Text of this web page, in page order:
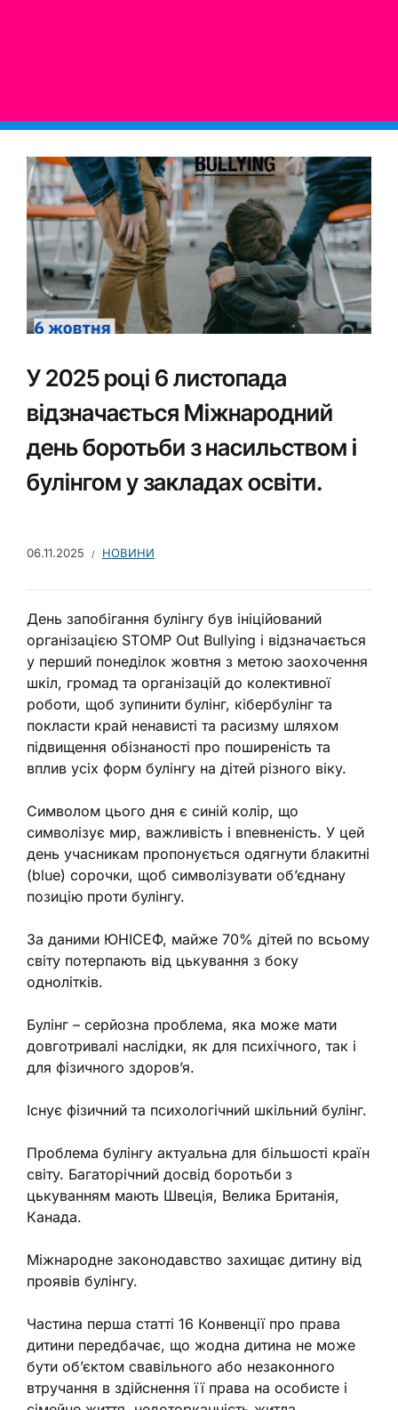
У 2025 році 6 листопада
відзначається Міжнародний
день боротьби з насильством і
булінгом у закладах освіти.
06.11.2025 НОВИНИ
День запобігання булінгу був ініційований
організацією STOMP Out Bullying і відзначається
у перший понеділок жовтня з метою заохочення
шкіл, громад та організацій до колективної
роботи, щоб зупинити булінг, кібербулінг та
покласти край ненависті та расизму шляхом
підвищення обізнаності про поширеність та
вплив усіх форм булінгу на дітей різного віку.
Символом цього дня є синій колір, що
символізує мир, важливість і впевненість. У цей
день учасникам пропонується одягнути блакитні
(blue) сорочки, щоб символізувати об’єднану
позицію проти булінгу.
За даними ЮНІСЕФ, майже 70% дітей по всьому
світу потерпають від цькування з боку
однолітків.
Булінг – серйозна проблема, яка може мати
довготривалі наслідки, як для психічного, так і
для фізичного здоров’я.
Існує фізичний та психологічний шкільний булінг.
Проблема булінгу актуальна для більшості країн
світу. Багаторічний досвід боротьби з
цькуванням мають Швеція, Велика Британія,
Канада.
Міжнародне законодавство захищає дитину від
проявів булінгу.
Частина перша статті 16 Конвенції про права
дитини передбачає, що жодна дитина не може
бути об’єктом свавільного або незаконного
втручання в здійснення її права на особисте і